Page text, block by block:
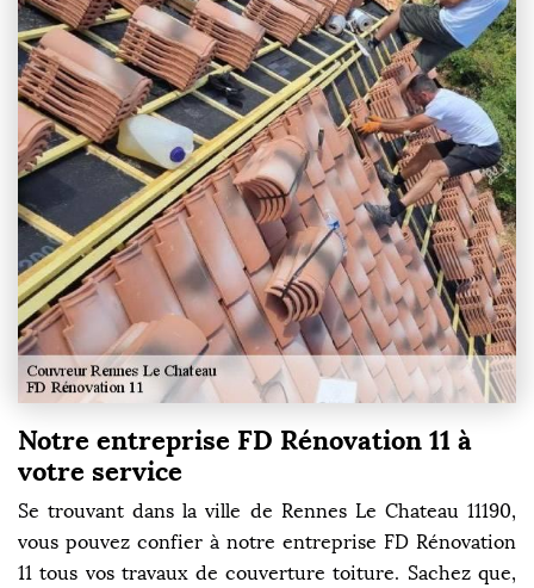
Notre entreprise FD Rénovation 11 à
votre service
Se trouvant dans la ville de Rennes Le Chateau 11190,
vous pouvez confier à notre entreprise FD Rénovation
11 tous vos travaux de couverture toiture. Sachez que,